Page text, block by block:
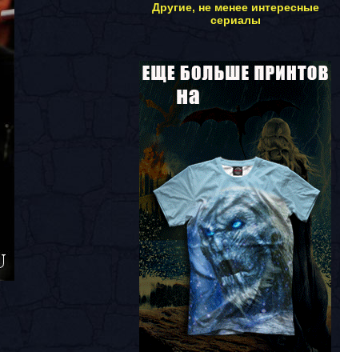
Другие, не менее интересные
сериалы